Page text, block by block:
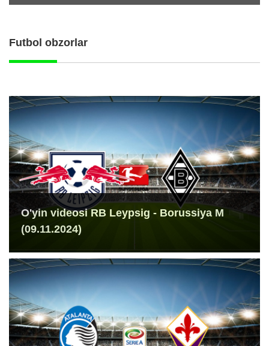
Futbol obzorlar
O'yin videosi RB Leypsig - Borussiya M
(09.11.2024)